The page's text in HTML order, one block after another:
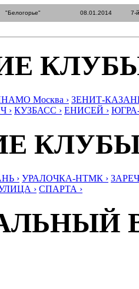
"Белогорье" 08.01.2014 7-
Москва › ЗЕНИТ-
› КУЗБАСС › ЕНИСЕЙ ›
› УРАЛОЧКА-НТМК ›
› СПАРТА ›